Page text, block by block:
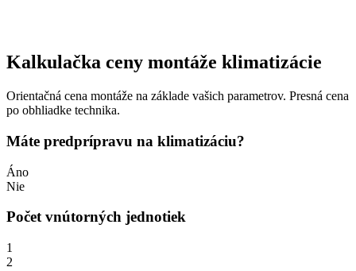
Kalkulačka ceny montáže klimatizácie
Orientačná cena montáže na základe vašich parametrov. Presná cena
po obhliadke technika.
Máte predprípravu na klimatizáciu?
Áno
Nie
Počet vnútorných jednotiek
1
2